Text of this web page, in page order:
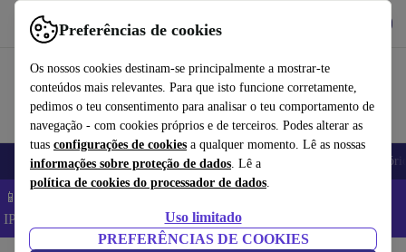
Preferências de cookies
Os nossos cookies destinam-se principalmente a mostrar-te
conteúdos mais relevantes. Para que isto funcione corretamente,
pedimos o teu consentimento para analisar o teu comportamento de
navegação - com cookies próprios e de terceiros. Podes alterar as
tuas configurações de cookies a qualquer momento. Lê as nossas
informações sobre proteção de dados. Lê a
política de cookies do processador de dados.
Uso limitado
PREFERÊNCIAS DE COOKIES
Use o refurbed de forma rápida e fácil
Telemóveis Computadores Portáteis Tablets
📱 Poupa 5% EXTRA em todos os iPhones – Código:
IPHONEDEAL –